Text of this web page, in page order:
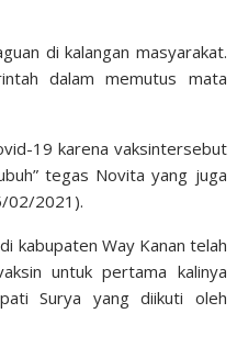
di kalangan masyarakat.
dalam memutus mata
19 karena vaksintersebut
tegas Novita yang juga
02/2021).
kabupaten Way Kanan telah
untuk pertama kalinya
Surya yang diikuti oleh